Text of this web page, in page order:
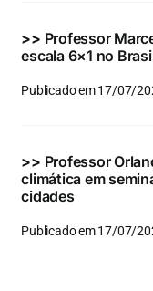
>> Professor
escala 6×1 no
Publicado em 17/07/
>> Professor
climática em
cidades
Publicado em 17/07/